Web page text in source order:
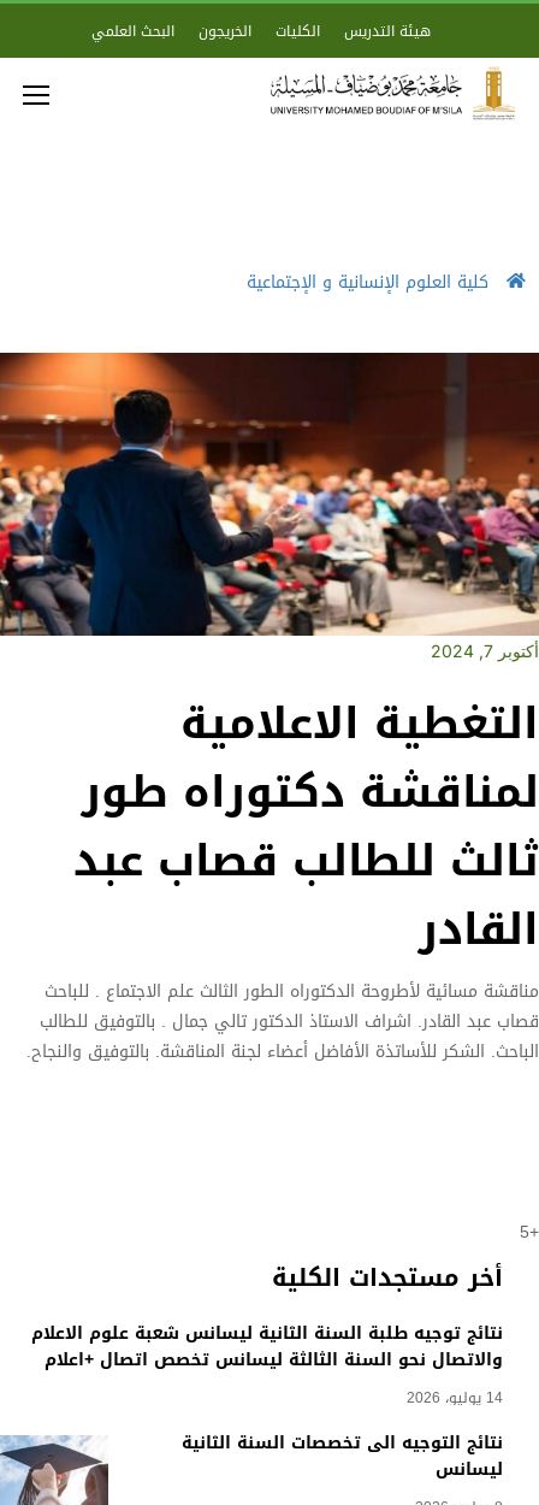
هيئة التدريس الكليات الخريجون البحث العلمي
كلية العلوم الإنسانية و الإجتماعية
أخر مستجدات الكلية
نتائج توجيه طلبة السنة الثانية ليسانس شعبة علوم الاعلام
والاتصال نحو السنة الثالثة ليسانس تخصص اتصال +اعلام
14 يوليو، 2026
نتائج التوجيه الى تخصصات السنة الثانية
ليسانس
أكتوبر 7, 2024
التغطية الاعلامية
لمناقشة دكتوراه طور
ثالث للطالب قصاب عبد
القادر
مناقشة مسائية لأطروحة الدكتوراه الطور الثالث علم الاجتماع . للباحث
قصاب عبد القادر. اشراف الاستاذ الدكتور تالي جمال . بالتوفيق للطالب
الباحث. الشكر للأساتذة الأفاضل أعضاء لجنة المناقشة. بالتوفيق والنجاح.
+5